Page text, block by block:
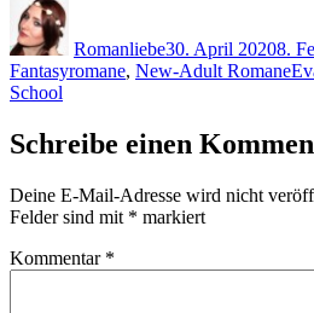
Romanliebe30. April 20208.
Fantasyromane, New-Adult Romane
School
Schreibe einen
Deine E-Mail-Adresse wird nicht
Felder sind mit * markiert
Kommentar *